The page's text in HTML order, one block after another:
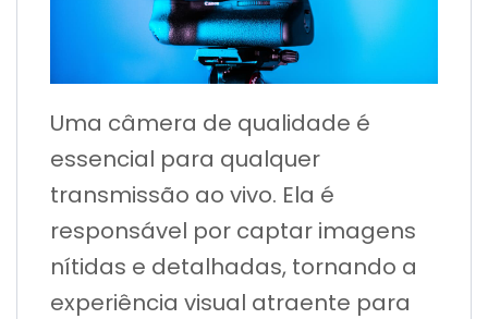
Uma câmera de qualidade é
essencial para qualquer
transmissão ao vivo. Ela é
responsável por captar imagens
nítidas e detalhadas, tornando a
experiência visual atraente para